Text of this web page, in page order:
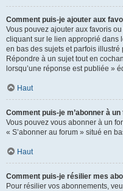
Comment puis-je ajouter aux
Vous pouvez ajouter aux favoris
cliquant sur le lien approprié dans
en bas des sujets et parfois illustré
Répondre à un sujet tout en
lorsqu’une réponse est publiée »
Haut
Comment puis-je m’abonner à
Vous pouvez vous abonner à un
« S’abonner au forum » situé en
Haut
Comment puis-je résilier mes
Pour résilier vos abonnements,